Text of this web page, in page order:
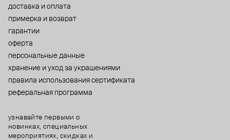
доставка и оплата
примерка и возврат
гарантии
оферта
персональные данные
хранение и уход за украшениями
правила использования сертификата
реферальная программа
узнавайте первыми о
новинках, специальных
мероприятиях, скидках и